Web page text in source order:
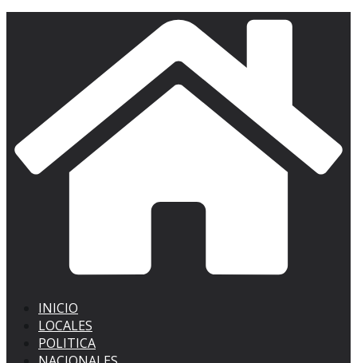
INICIO
LOCALES
POLITICA